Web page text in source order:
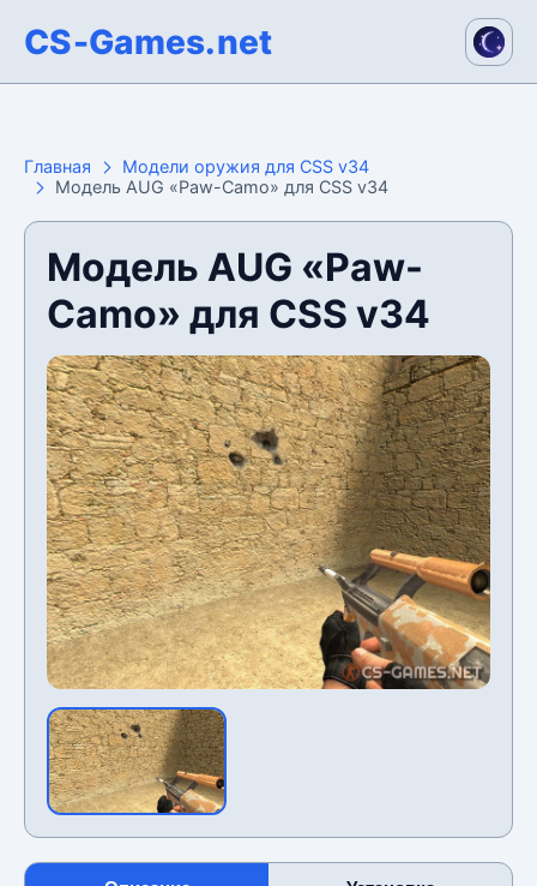
CS-Games.net
Главная
Модели оружия для CSS v34
Модель AUG «Paw-Camo» для CSS v34
Модель AUG «Paw-
Camo» для CSS v34